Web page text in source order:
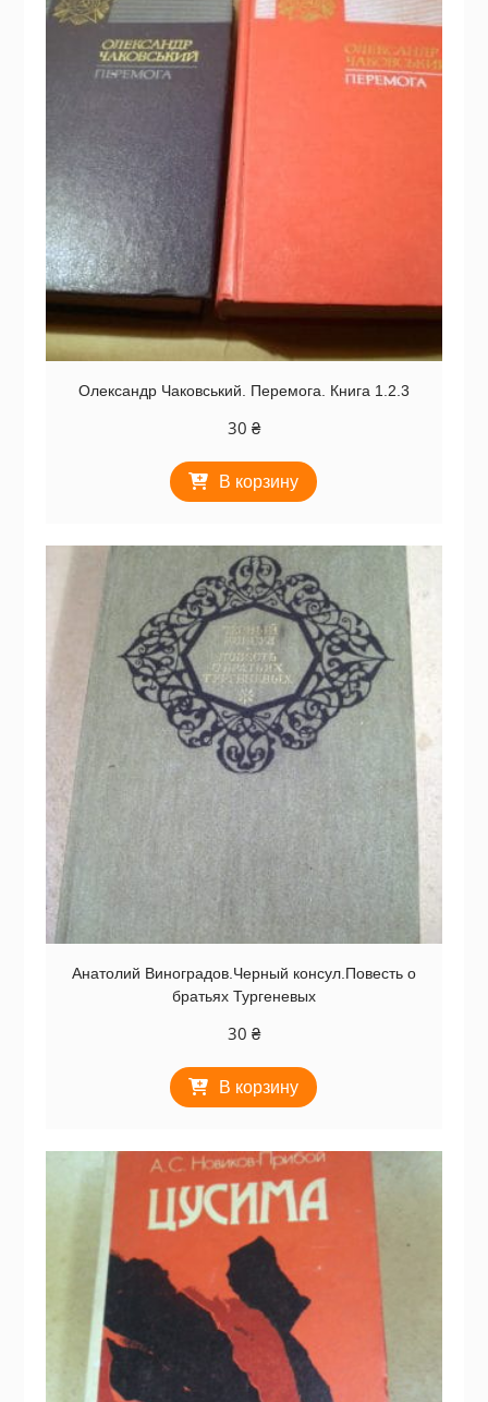
Олександр Чаковський. Перемога. Книга 1.2.3
30 ₴
В корзину
Анатолий Виноградов.Черный консул.Повесть о
братьях Тургеневых
30 ₴
В корзину